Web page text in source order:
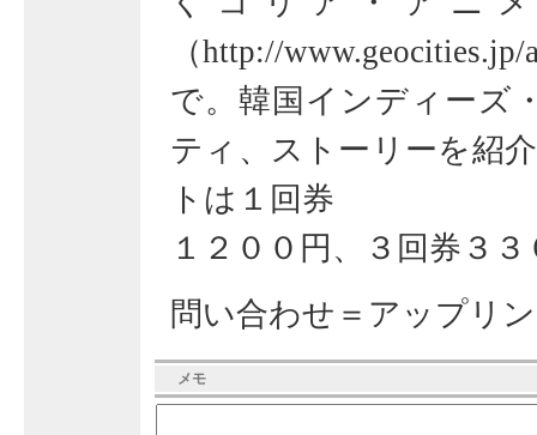
（http://www.geocities.jp/
で。韓国インディーズ
ティ、ストーリーを紹
トは１回券
１２００円、３回券３
問い合わせ＝アップリ
メモ